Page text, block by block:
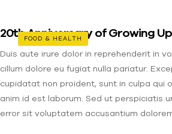
FOOD & HEALTH
20th Anniversary of Growing
Duis aute irure dolor in reprehenderit in
cillum dolore eu fugiat nulla pariatur.
cupidatat non proident, sunt in culpa qui
anim id est laborum. Sed ut perspiciatis
error sit voluptatem accusantium